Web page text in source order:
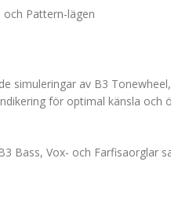
Pattern-lägen
simuleringar av B3
för optimal känsla och
Bass, Vox- och Farfisaorglar